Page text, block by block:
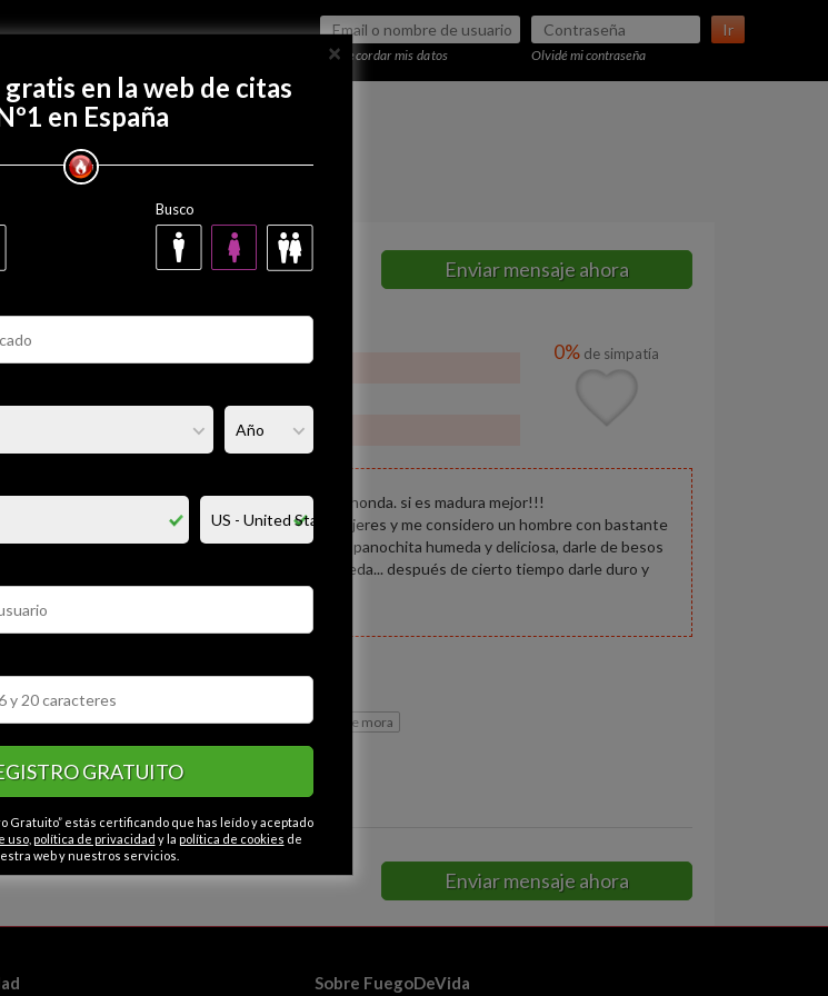
Ir
Recordar mis datos Olvidé mi contraseña
Regístrate gratis
Enviar mensaje ahora
Pelo: Moreno
0% de simpatía
de tener ... fugaz con una mujer ardiente y cachonda. si es madura mejor!!!
miembro standard pero ancho me gustan las mujeres y me considero un hombre con bastante
me encanta bajarme a besar y chupar la panochita humeda y deliciosa, darle de besos
y poco a poco meterle mi ... en su cuevita humeda... después de cierto tiempo darle duro y
de cucharita etc.
Seguro
Honesto
CATEGORÍAS
Contactos en Texcoco de mora
Enviar mensaje ahora
×
en la web de citas
en España
Busco
GRATUITO
Gratuito” estás certificando que has leído y aceptado
uso, política de privacidad y la política de cookies de
web y nuestros servicios.
Sobre FuegoDeVida